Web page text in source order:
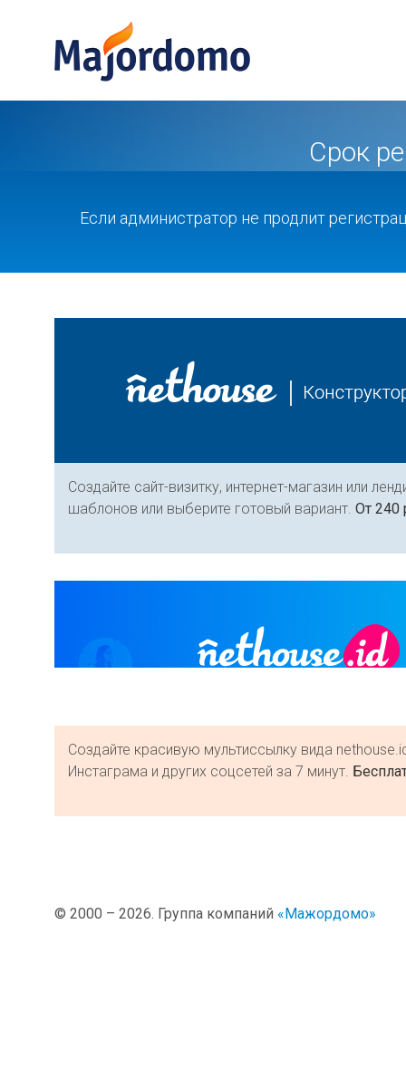
Срок
Если администратор не продлит
Создайте сайт-визитку, интернет-магазин или
шаблонов или выберите готовый вариант. От 240
Создайте красивую мультиссылку вида
Инстаграма и других соцсетей за 7 минут.
© 2000 – 2026. Группа компаний «Мажордомо»